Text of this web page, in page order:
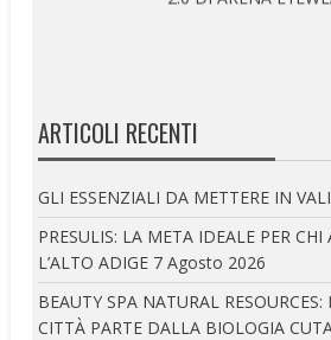
ARTICOLI RECENTI
GLI ESSENZIALI DA METTERE IN
PRESULIS: LA META IDEALE PER
L’ALTO ADIGE 7 Agosto 2026
BEAUTY SPA NATURAL
CITTÀ PARTE DALLA BIOLOGIA